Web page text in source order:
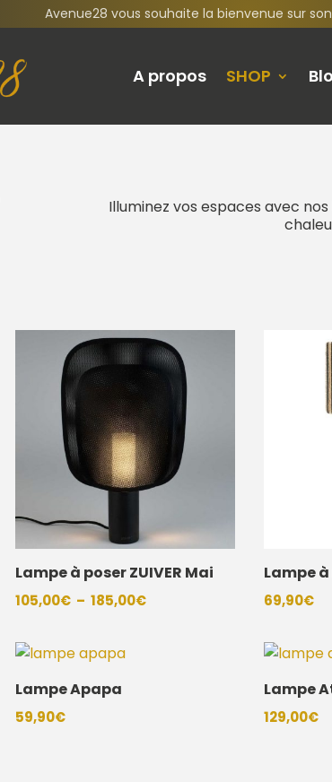
Avenue28 vous souhaite la bienvenue sur
A propos SHOP
Illuminez vos espaces avec
Lampe à poser ZUIVER Mai
105,00€ – 185,00€Plage
Lampe
69,90€
Lampe Apapa
59,90€
Lampe
129,00€